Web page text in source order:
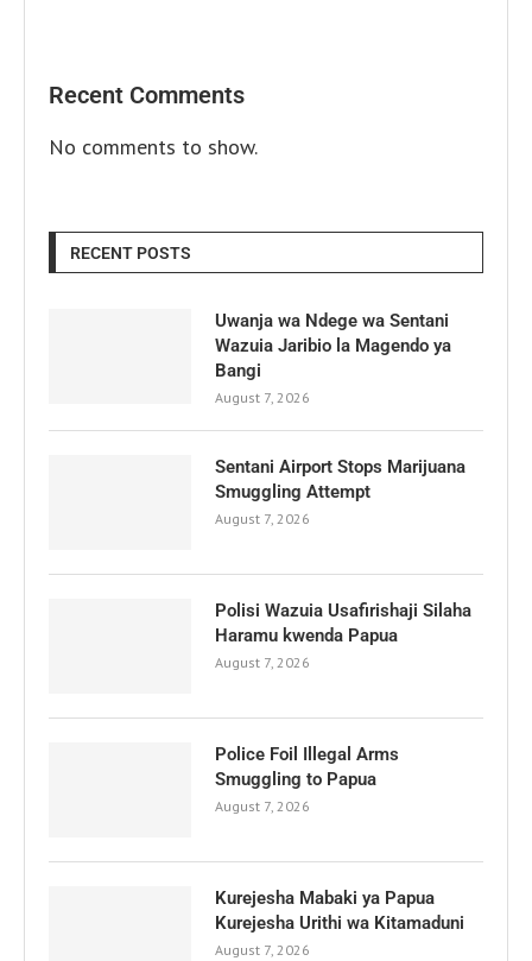
Recent Comments
No comments to show.
RECENT POSTS
Uwanja wa Ndege wa Sentani
Wazuia Jaribio la Magendo ya
Bangi
August 7, 2026
Sentani Airport Stops Marijuana
Smuggling Attempt
August 7, 2026
Polisi Wazuia Usafirishaji Silaha
Haramu kwenda Papua
August 7, 2026
Police Foil Illegal Arms
Smuggling to Papua
August 7, 2026
Kurejesha Mabaki ya Papua
Kurejesha Urithi wa Kitamaduni
August 7, 2026